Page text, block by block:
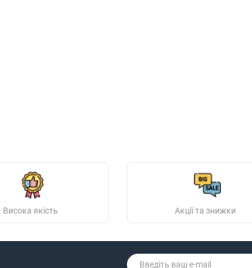
Висока якість Акції та знижки